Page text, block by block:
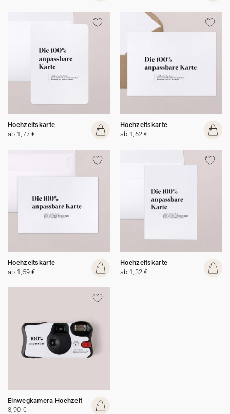
Hochzeitskarte
ab 1,77 €
Hochzeitskarte
ab 1,62 €
Hochzeitskarte
ab 1,59 €
Hochzeitskarte
ab 1,32 €
Einwegkamera Hochzeit
3,90 €